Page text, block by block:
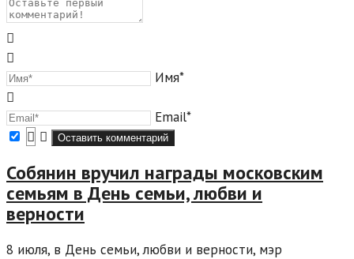
Имя*
Email*
Собянин вручил награды московским
семьям в День семьи, любви и
верности
8 июля, в День семьи, любви и верности, мэр